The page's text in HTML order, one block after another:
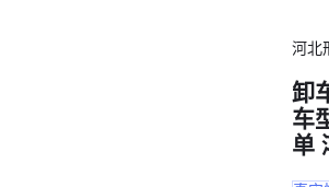
河北
卸
车
单